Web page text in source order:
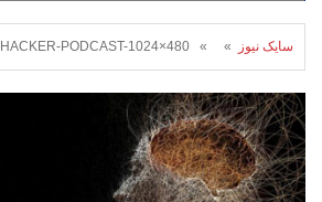
سایک نیوز » » NEUROHACKER-PODCAST-1024×480